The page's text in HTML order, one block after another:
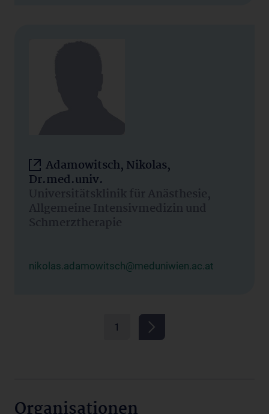
Adamowitsch, Nikolas,
Dr.med.univ.
Universitätsklinik für Anästhesie,
Allgemeine Intensivmedizin und
Schmerztherapie
nikolas.adamowitsch@meduniwien.ac.at
1